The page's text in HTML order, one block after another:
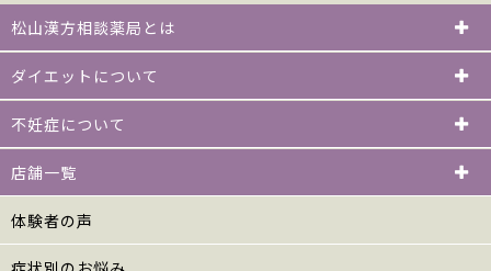
松山漢方相談薬局とは
ダイエットについて
不妊症について
店舗一覧
体験者の声